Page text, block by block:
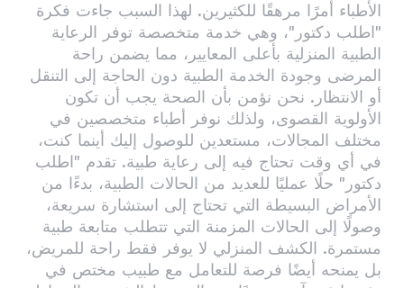
الأطباء أمرًا مرهقًا للكثيرين. لهذا السبب جاءت فكرة
"اطلب دكتور"، وهي خدمة متخصصة توفر الرعاية
الطبية المنزلية بأعلى المعايير، مما يضمن راحة
المرضى وجودة الخدمة الطبية دون الحاجة إلى التنقل
أو الانتظار. نحن نؤمن بأن الصحة يجب أن تكون
الأولوية القصوى، ولذلك نوفر أطباء متخصصين في
مختلف المجالات، مستعدين للوصول إليك أينما كنت،
في أي وقت تحتاج فيه إلى رعاية طبية. تقدم "اطلب
دكتور" حلًا عمليًا للعديد من الحالات الطبية، بدءًا من
الأمراض البسيطة التي تحتاج إلى استشارة سريعة،
وصولًا إلى الحالات المزمنة التي تتطلب متابعة طبية
مستمرة. الكشف المنزلي لا يوفر فقط راحة للمريض،
بل يمنحه أيضًا فرصة للتعامل مع طبيب مختص في